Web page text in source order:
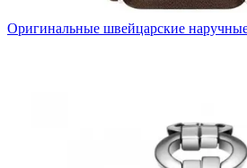
Оригинальные швейцарские